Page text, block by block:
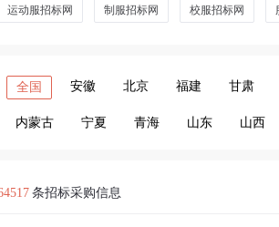
运动服招标网 制服招标网 校服招标网
全国 安徽 北京 福建 甘肃
内蒙古 宁夏 青海 山东 山西
条招标采购信息